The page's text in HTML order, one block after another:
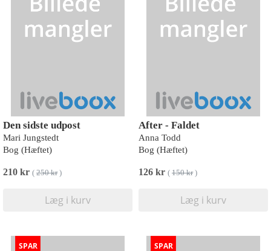
Den sidste udpost
Mari Jungstedt
Bog (Hæftet)
210 kr ( 250 kr)
Læg i kurv
After - Faldet
Anna Todd
Bog (Hæftet)
126 kr ( 150 kr)
Læg i kurv
SPAR
SPAR